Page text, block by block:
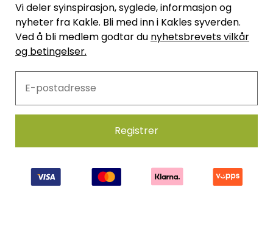
Vi deler syinspirasjon, syglede, informasjon og
nyheter fra Kakle. Bli med inn i Kakles syverden.
Ved å bli medlem godtar du nyhetsbrevets vilkår
og betingelser.